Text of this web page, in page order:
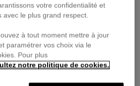
dès 119,00 €
faciles
votre confidentialité et
avec le plus grand respect.
à tout moment mettre à jour
paramétrer vos choix via le
Pour plus
notre politique de cookies.